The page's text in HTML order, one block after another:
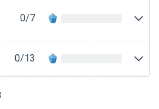
0/7
0/13